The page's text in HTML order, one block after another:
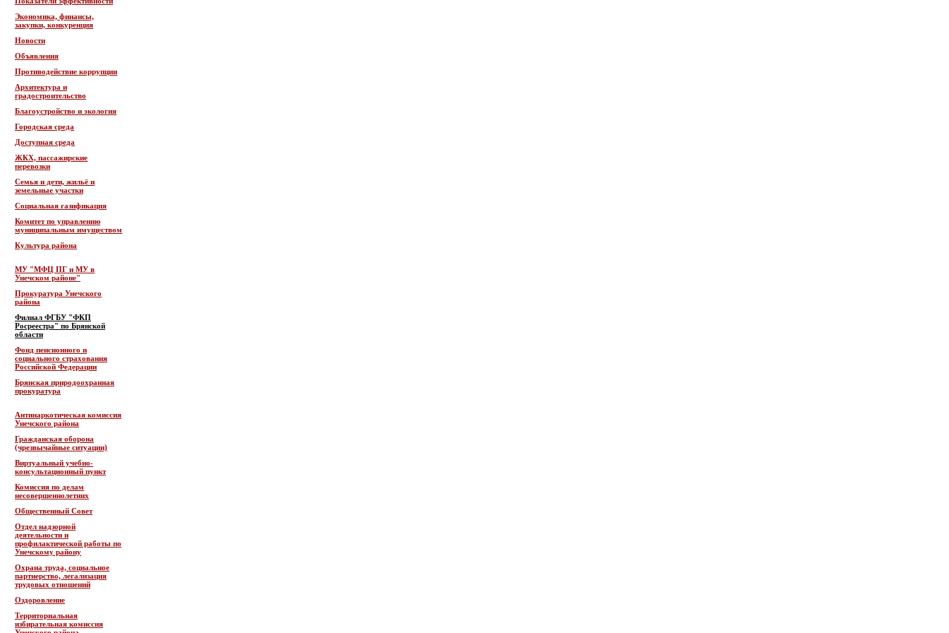
Экономика, финансы,
закупки, конкуренция
Новости
Объявления
Противодействие коррупции
Архитектура и
градостроительство
Благоустройство и экология
Городская среда
Доступная среда
ЖКХ, пассажирские
перевозки
Семья и дети, жильё и
земельные участки
Социальная газификация
Комитет по управлению
муниципальным имуществом
Культура района
МУ "МФЦ ПГ и МУ в
Унечском районе"
Прокуратура Унечского
района
Филиал ФГБУ "ФКП
Росреестра" по Брянской
области
Фонд пенсионного и
социального страхования
Российской Федерации
Брянская природоохранная
прокуратура
Антинаркотическая комиссия
Унечского района
Гражданская оборона
(чрезвычайные ситуации)
Виртуальный учебно-
консультационный пункт
Комиссия по делам
несовершеннолетних
Общественный Совет
Отдел надзорной
деятельности и
профилактической работы по
Унечскому району
Охрана труда, социальное
партнерство, легализация
трудовых отношений
Оздоровление
Территориальная
избирательная комиссия